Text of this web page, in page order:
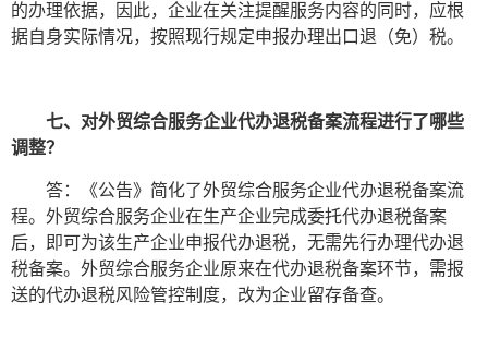
的办理依据，因此，企业在关注提醒服务内容的同时，应根
据自身实际情况，按照现行规定申报办理出口退（免）税。
七、对外贸综合服务企业代办退税备案流程进行了哪些
调整？
答：《公告》简化了外贸综合服务企业代办退税备案流
程。外贸综合服务企业在生产企业完成委托代办退税备案
后，即可为该生产企业申报代办退税，无需先行办理代办退
税备案。外贸综合服务企业原来在代办退税备案环节，需报
送的代办退税风险管控制度，改为企业留存备查。